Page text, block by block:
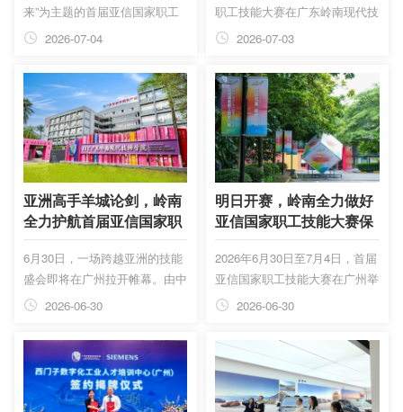
校园，围绕砌筑...
来”为主题的首届亚信国家职工
技能大赛闭幕式暨颁奖典礼在广
总裁韩利庆，广东岭南现代技师
学院黄校长，执行校长余琦，以
及其他班子成员、部分中层干
部、亚信竞赛志愿者一起参加活
动。
2026-07-04
职工技能大赛在广东岭南现代技
师学院开赛。赛场内外，23个
等，围绕砌筑、无人机装调检
修、高压电缆智能运检三大赛项
同台切磋，向世界展现劳动风
采、行业匠心、技能展示和观摩
交流等，以技能交流互鉴的“软
联通”促进亚信国家的“心相通”。
2026-07-03
亚洲高手羊城论剑，岭南
全力护航首届亚信国家职
工技能大赛！
6月30日，一场跨越亚洲的技能
盛会即将在广州拉开帷幕。由中
华全国总工会主办，中国职工对
广东省总工会共同承办的首届亚
信国家职工技能大赛，将于6月
30日至7月4日盛大举行。20多
个亚信成员国及部分观察员国的
2026-06-30
明日开赛，岭南全力做好
亚信国家职工技能大赛保
障工作
2026年6月30日至7月4日，首届
亚信国家职工技能大赛在广州举
行。作为赛事核心场地的承办单
广东岭南现代技师学院已准备就
绪，以高标准、严要求完成各项
筹备工作，静候各国技能人才齐
聚岭南，共襄盛举。
2026-06-30